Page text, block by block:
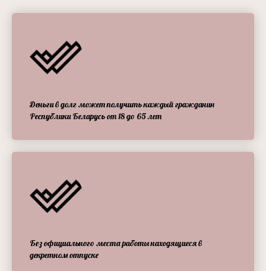
Деньги в долг может получить каждый гражданин
Республики Беларусь от 18 до 65 лет
Без официального места работы находящиеся в
декретном отпуске